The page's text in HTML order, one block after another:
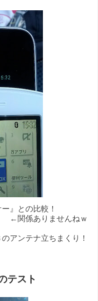
ー 』との比較！
←関係ありませんねｗ
アンテナ立ちまくり！
テスト